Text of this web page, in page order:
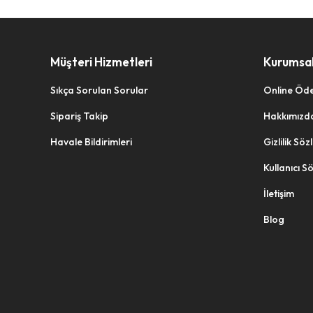
Müşteri Hizmetleri
Sıkça Sorulan Sorular
Sipariş Takip
Havale Bildirimleri
Online
Gizlilik
Kullanıcı
İletişim
Blog